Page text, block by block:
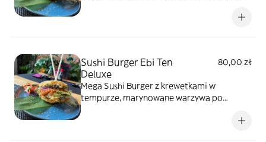
Sushi Burger Ebi Ten
Deluxe
80,00 zł
Mega Sushi Burger z krewetkami w
tempurze, marynowane warzywa po